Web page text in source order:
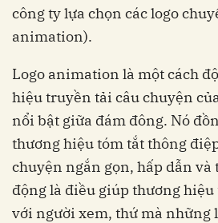
công ty lựa chọn các logo
animation).
Logo animation là một cách
hiệu truyền tải câu chuyện
nổi bật giữa đám đông. Nó
thương hiệu tóm tắt thông
chuyện ngắn gọn, hấp dẫn và
động là điều giúp thương hiệu
với người xem, thứ mà những